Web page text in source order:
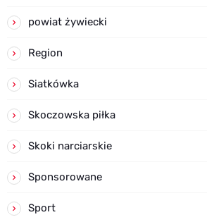
powiat żywiecki
Region
Siatkówka
Skoczowska piłka
Skoki narciarskie
Sponsorowane
Sport